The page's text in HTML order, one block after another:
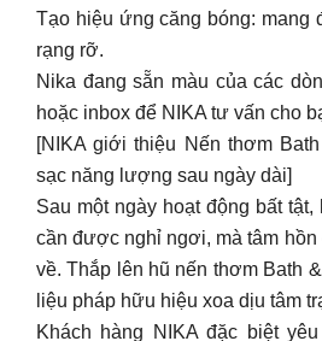
sạc năng lượng sau ngày dài]
Sau một ngày hoạt động bất tật,
cần được nghỉ ngơi, mà tâm
về. Thắp lên hũ nến thơm Bath
liệu pháp hữu hiệu xoa dịu tâm
Khách hàng NIKA đặc biệt
BBW vì điều gì?
Nến thơm giúp thư giãn hiệu
tự nhiên của nến giúp giảm
thư giãn.
Tạo bầu không khí ấm cúng: